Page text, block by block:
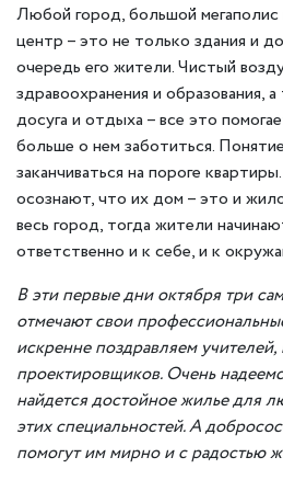
Любой город, большой мегаполис
центр – это не только здания и
очередь его жители. Чистый
здравоохранения и образования,
досуга и отдыха – все это
больше о нем заботиться.
заканчиваться на пороге
осознают, что их дом – это и
весь город, тогда жители
ответственно и к себе, и к
В эти первые дни октября три
отмечают свои
искренне поздравляем учителей,
проектировщиков. Очень
найдется достойное жилье для
этих специальностей. А
помогут им мирно и с радостью